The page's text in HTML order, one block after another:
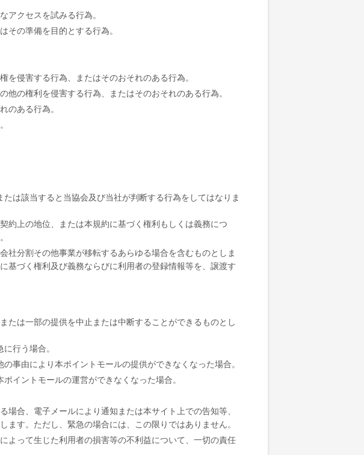
アクセスを試みる行為。
その準備を目的とする行為。
侵害する行為、またはそのおそれのある行為。
の権利を侵害する行為、またはそのおそれのある行為。
のある行為。
は該当すると当協会及び当社が判断する行為をしてはなりま
約上の地位、または本規約に基づく権利もしくは義務につ
社分割その他事業が移転するあらゆる場合を含むものとしま
基づく権利及び義務ならびに利用者の登録情報等を、譲渡す
たは一部の提供を中止または中断することができるものとし
行う場合。
事由により本ポイントモールの提供ができなくなった場合。
イントモールの運営ができなくなった場合。
合、電子メールにより通知または本サイト上での告知等、
す。ただし、緊急の場合には、この限りではありません。
よって生じた利用者の損害等の不利益について、一切の責任